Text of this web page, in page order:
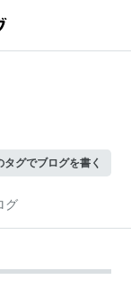
タグでブログを書く
グ